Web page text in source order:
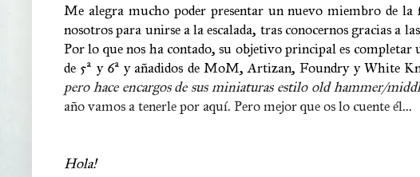
Me alegra mucho poder presentar un nuevo miembro de la
nosotros para unirse a la escalada, tras conocernos gracias a
Por lo que nos ha contado, su objetivo principal es
de 5ª y 6ª y añadidos de MoM, Artizan, Foundry y White
pero hace encargos de sus miniaturas estilo old hammer/
año vamos a tenerle por aquí. Pero mejor que os lo cuente él...
Hola!